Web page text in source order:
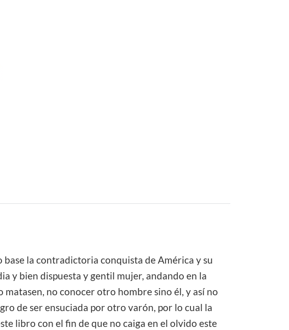
la contradictoria conquista de América y su
y bien dispuesta y gentil mujer, andando en la
no conocer otro hombre sino él, y así no
de ser ensuciada por otro varón, por lo cual la
libro con el fin de que no caiga en el olvido este